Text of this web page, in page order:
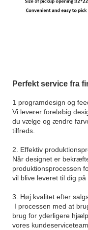
Perfekt service fra
1 programdesign og
Vi leverer foreløbig
du vælge og ændre
tilfreds.
2. Effektiv
Når designet er
produktionsprocessen
vil blive leveret til dig
3. Høj kvalitet efter
I processen med at
brug for yderligere
vores